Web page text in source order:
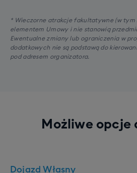
* Wieczorne atrakcje fakultatywne (w tym
elementem Umowy i nie stanowią
Ewentualne zmiany lub ograniczenia w
dodatkowych nie są podstawą do
pod adresem organizatora.
Możliwe opcje
Dojazd Własny